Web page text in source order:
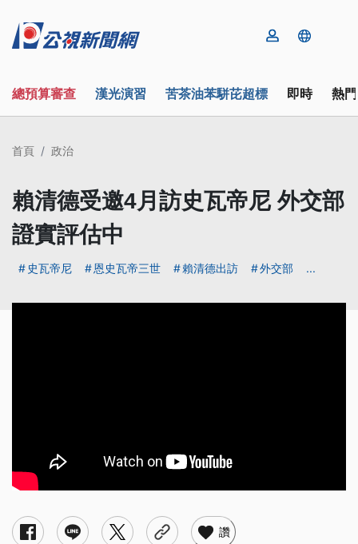
總預算審查 漢光演習 苦茶油苯駢芘超標 即時 熱
首頁 政治
賴清德受邀4月訪史瓦帝尼 外交部
證實評估中
史瓦帝尼 恩史瓦帝三世 賴清德出訪 外交部 ...
讚